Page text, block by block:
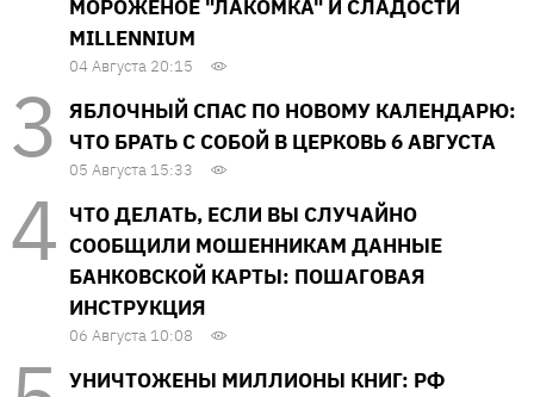
МОРОЖЕНОЕ "ЛАКОМКА" И СЛАДОСТИ
MILLENNIUM
04 Августа 20:15
ЯБЛОЧНЫЙ СПАС ПО НОВОМУ КАЛЕНДАРЮ:
ЧТО БРАТЬ С СОБОЙ В ЦЕРКОВЬ 6 АВГУСТА
05 Августа 15:33
ЧТО ДЕЛАТЬ, ЕСЛИ ВЫ СЛУЧАЙНО
СООБЩИЛИ МОШЕННИКАМ ДАННЫЕ
БАНКОВСКОЙ КАРТЫ: ПОШАГОВАЯ
ИНСТРУКЦИЯ
06 Августа 10:08
УНИЧТОЖЕНЫ МИЛЛИОНЫ КНИГ: РФ